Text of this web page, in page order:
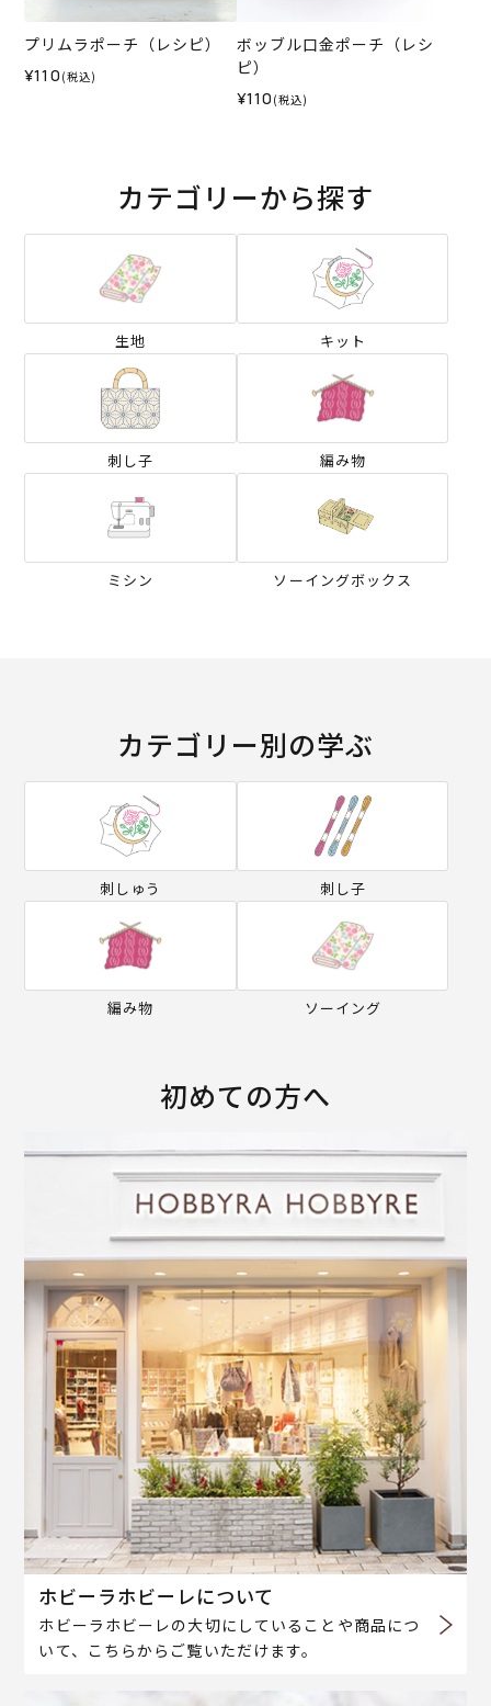
プリムラポーチ（レシピ）
¥110 (税込)
ボッブル口金ポーチ（レシ
ピ）
¥110 (税込)
カテゴリーから探す
生地 キット
刺し子 編み物
ミシン ソーイングボックス
カテゴリー別の学ぶ
刺しゅう 刺し子
編み物 ソーイング
初めての方へ
ホビーラホビーレについて
ホビーラホビーレの大切にしていることや商品につ
いて、こちらからご覧いただけます。